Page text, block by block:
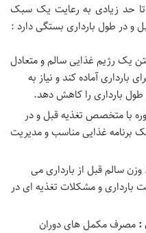
تا حد زیادی به رعایت یک سبک
و در طول بارداری بستگی دارد :
یک رژیم غذایی سالم و متعادل
بارداری آماده کند و نیاز به
طول بارداری را کاهش دهد.
با متخصص تغذیه قبل و در
برنامه غذایی مناسب و مدیریت
سالم قبل از بارداری می
بارداری و مشکلات تغذیه ای در
: مصرف مکمل های دوران